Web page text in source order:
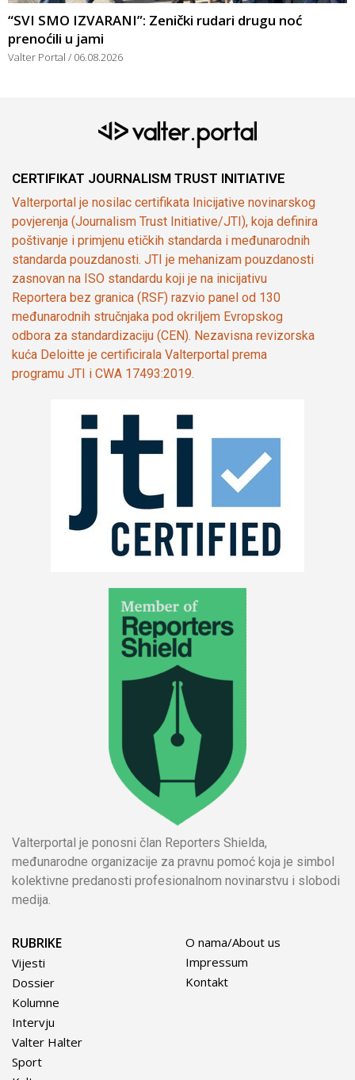
“SVI SMO IZVARANI”: Zenički rudari drugu noć
prenoćili u jami
Valter Portal 06.08.2026
CERTIFIKAT JOURNALISM TRUST INITIATIVE
Valterportal je nosilac certifikata Inicijative novinarskog
povjerenja (Journalism Trust Initiative/JTI), koja definira
poštivanje i primjenu etičkih standarda i međunarodnih
standarda pouzdanosti. JTI je mehanizam pouzdanosti
zasnovan na ISO standardu koji je na inicijativu
Reportera bez granica (RSF) razvio panel od 130
međunarodnih stručnjaka pod okriljem Evropskog
odbora za standardizaciju (CEN). Nezavisna revizorska
kuća Deloitte je certificirala Valterportal prema
programu JTI i CWA 17493:2019.
Valterportal je ponosni član Reporters Shielda,
međunarodne organizacije za pravnu pomoć koja je simbol
kolektivne predanosti profesionalnom novinarstvu i slobodi
medija.
RUBRIKE
Vijesti
Dossier
Kolumne
Intervju
Valter Halter
Sport
O nama/About us
Impressum
Kontakt